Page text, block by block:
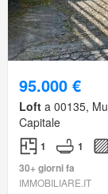
95.000 €
Loft a 00135,
Capitale
1 1
30+ giorni fa
IMMOBILIARE.IT